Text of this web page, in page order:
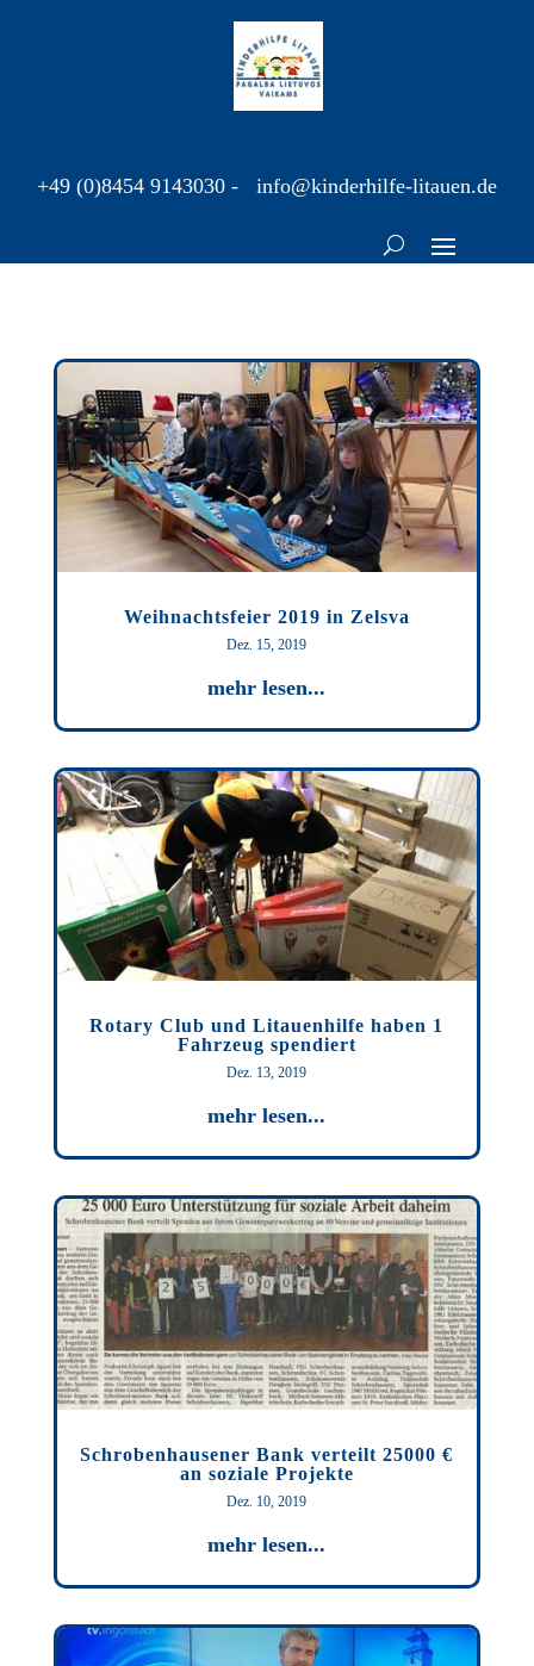
+49 (0)8454 9143030 - info@kinderhilfe-litauen.de
Weihnachtsfeier 2019 in Zelsva
Dez. 15, 2019
mehr lesen...
Rotary Club und Litauenhilfe haben 1
Fahrzeug spendiert
Dez. 13, 2019
mehr lesen...
Schrobenhausener Bank verteilt 25000 €
an soziale Projekte
Dez. 10, 2019
mehr lesen...